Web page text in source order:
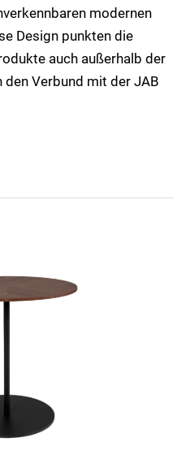
modernen
Design punkten die
auch außerhalb der
den Verbund mit der JAB